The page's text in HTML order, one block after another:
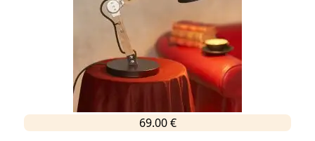
69.00 €